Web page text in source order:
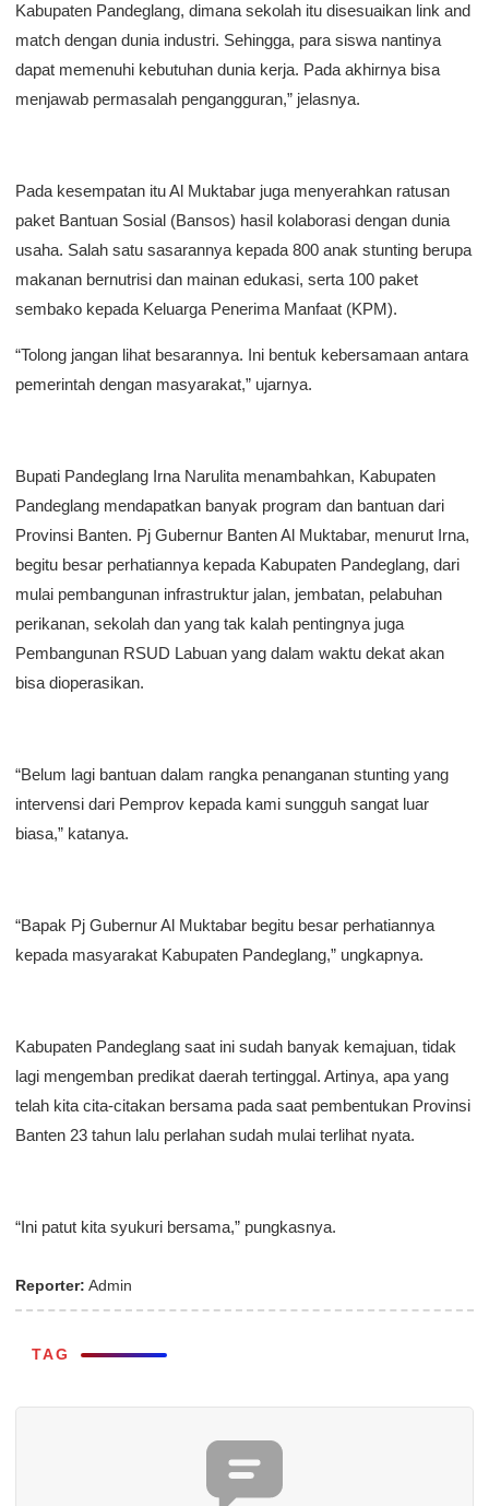
Kabupaten Pandeglang, dimana sekolah itu disesuaikan link and
match dengan dunia industri. Sehingga, para siswa nantinya
dapat memenuhi kebutuhan dunia kerja. Pada akhirnya bisa
menjawab permasalah pengangguran,” jelasnya.
Pada kesempatan itu Al Muktabar juga menyerahkan ratusan
paket Bantuan Sosial (Bansos) hasil kolaborasi dengan dunia
usaha. Salah satu sasarannya kepada 800 anak stunting berupa
makanan bernutrisi dan mainan edukasi, serta 100 paket
sembako kepada Keluarga Penerima Manfaat (KPM).
“Tolong jangan lihat besarannya. Ini bentuk kebersamaan antara
pemerintah dengan masyarakat,” ujarnya.
Bupati Pandeglang Irna Narulita menambahkan, Kabupaten
Pandeglang mendapatkan banyak program dan bantuan dari
Provinsi Banten. Pj Gubernur Banten Al Muktabar, menurut Irna,
begitu besar perhatiannya kepada Kabupaten Pandeglang, dari
mulai pembangunan infrastruktur jalan, jembatan, pelabuhan
perikanan, sekolah dan yang tak kalah pentingnya juga
Pembangunan RSUD Labuan yang dalam waktu dekat akan
bisa dioperasikan.
“Belum lagi bantuan dalam rangka penanganan stunting yang
intervensi dari Pemprov kepada kami sungguh sangat luar
biasa,” katanya.
“Bapak Pj Gubernur Al Muktabar begitu besar perhatiannya
kepada masyarakat Kabupaten Pandeglang,” ungkapnya.
Kabupaten Pandeglang saat ini sudah banyak kemajuan, tidak
lagi mengemban predikat daerah tertinggal. Artinya, apa yang
telah kita cita-citakan bersama pada saat pembentukan Provinsi
Banten 23 tahun lalu perlahan sudah mulai terlihat nyata.
“Ini patut kita syukuri bersama,” pungkasnya.
Reporter: Admin
TAG